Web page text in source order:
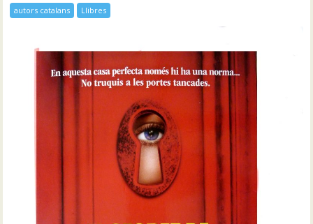
autors catalans Llibres